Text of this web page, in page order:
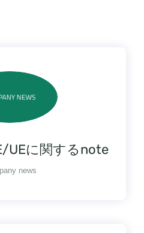
UEに関するnote
news